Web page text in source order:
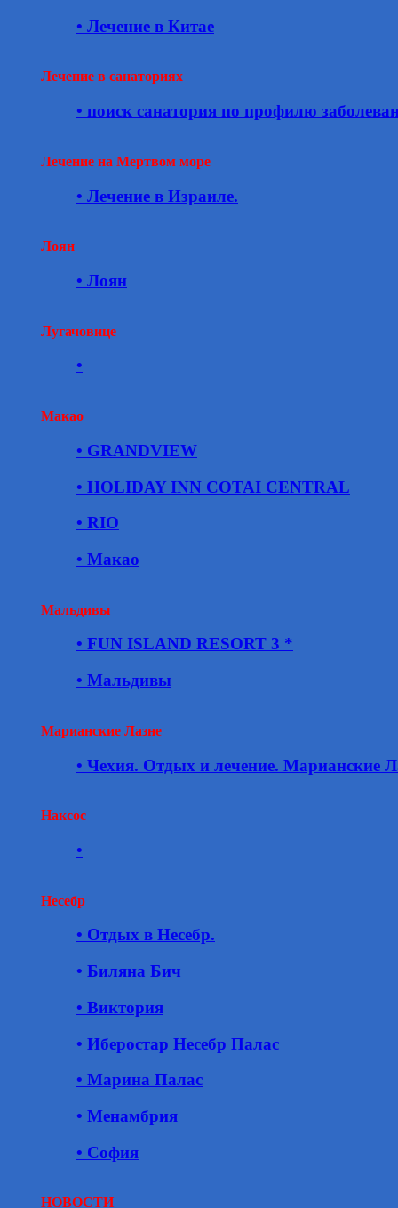
• Лечение в Китае
Лечение в санаториях
• поиск санатория по профилю
Лечение на Мертвом море
• Лечение в Израиле.
Лоян
• Лоян
Лугачовице
•
Макао
• GRANDVIEW
• HOLIDAY INN COTAI CENTRAL
• RIO
• Макао
Мальдивы
• FUN ISLAND RESORT 3 *
• Мальдивы
Марианские Лазне
• Чехия. Отдых и лечение. Марианские
Наксос
•
Несебр
• Отдых в Несебр.
• Биляна Бич
• Виктория
• Иберостар Несебр Палас
• Марина Палас
• Менамбрия
• София
НОВОСТИ